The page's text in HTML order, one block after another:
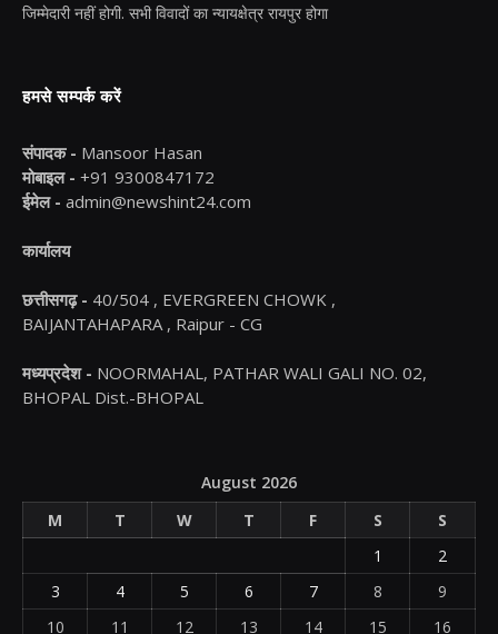
जिम्मेदारी नहीं होगी. सभी विवादों का न्यायक्षेत्र रायपुर होगा
हमसे सम्पर्क करें
संपादक - Mansoor Hasan
मोबाइल - +91 9300847172
ईमेल - admin@newshint24.com
कार्यालय
छत्तीसगढ़ - 40/504 , EVERGREEN CHOWK ,
BAIJANTAHAPARA , Raipur - CG
मध्यप्रदेश - NOORMAHAL, PATHAR WALI GALI NO. 02,
BHOPAL Dist.-BHOPAL
August 2026
M
T W T F S
S
1
2
3
4 5 6 7 8
9
10
11 12 13 14 15 16